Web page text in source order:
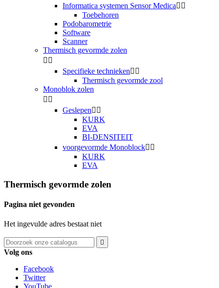
Informatica systemen Sensor Medica 
Toebehoren
Podobarometrie
Software
Scanner
Thermisch gevormde zolen
 
Specifieke technieken 
Thermisch gevormde zool
Monoblok zolen
 
Geslepen 
KURK
EVA
BI-DENSITEIT
voorgevormde Monoblock 
KURK
EVA
Thermisch gevormde zolen
Pagina niet gevonden
Het ingevulde adres bestaat niet

Volg ons
Facebook
Twitter
YouTube